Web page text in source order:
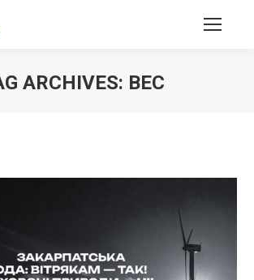
ARCHIVES: ВЕС